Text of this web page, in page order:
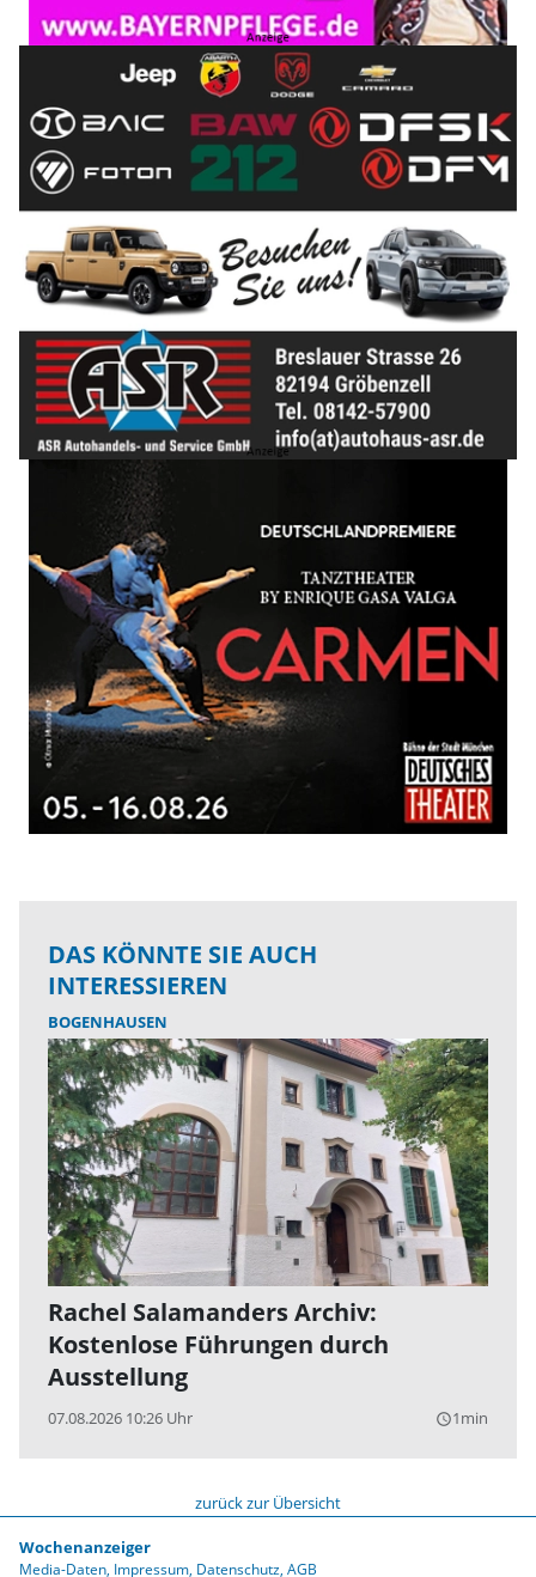
DAS KÖNNTE SIE AUCH
INTERESSIEREN
BOGENHAUSEN
Rachel Salamanders Archiv:
Kostenlose Führungen durch
Ausstellung
07.08.2026 10:26 Uhr query_builder1min
zurück zur Übersicht
Wochenanzeiger
Media-Daten Impressum Datenschutz AGB